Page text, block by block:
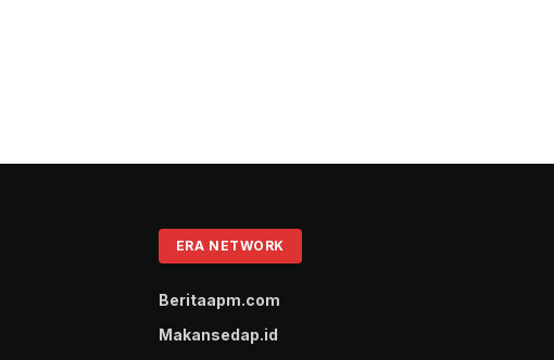
ERA NETWORK
Beritaapm.com
Makansedap.id